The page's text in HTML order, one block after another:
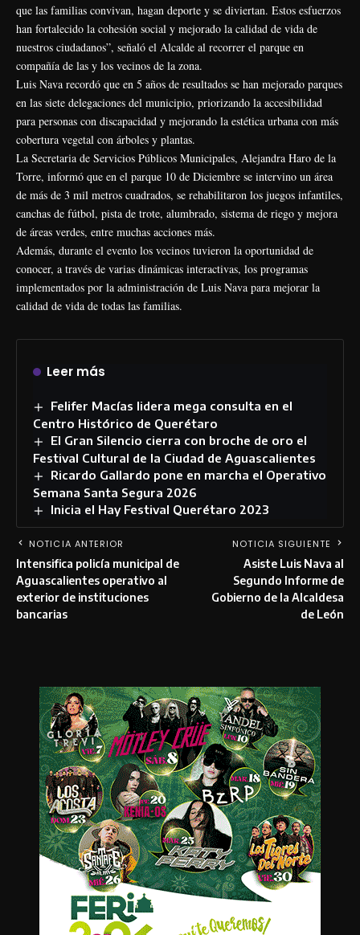
que las familias convivan, hagan deporte y se diviertan. Estos esfuerzos
han fortalecido la cohesión social y mejorado la calidad de vida de
nuestros ciudadanos”, señaló el Alcalde al recorrer el parque en
compañía de las y los vecinos de la zona.
Luis Nava recordó que en 5 años de resultados se han mejorado parques
en las siete delegaciones del municipio, priorizando la accesibilidad
para personas con discapacidad y mejorando la estética urbana con más
cobertura vegetal con árboles y plantas.
La Secretaria de Servicios Públicos Municipales, Alejandra Haro de la
Torre, informó que en el parque 10 de Diciembre se intervino un área
de más de 3 mil metros cuadrados, se rehabilitaron los juegos infantiles,
canchas de fútbol, pista de trote, alumbrado, sistema de riego y mejora
de áreas verdes, entre muchas acciones más.
Además, durante el evento los vecinos tuvieron la oportunidad de
conocer, a través de varias dinámicas interactivas, los programas
implementados por la administración de Luis Nava para mejorar la
calidad de vida de todas las familias. ‎
Leer más
Felifer Macías lidera mega consulta en el
Centro Histórico de Querétaro
El Gran Silencio cierra con broche de oro el
Festival Cultural de la Ciudad de Aguascalientes
Ricardo Gallardo pone en marcha el Operativo
Semana Santa Segura 2026
Inicia el Hay Festival Querétaro 2023
NOTICIA ANTERIOR
Intensifica policía municipal de
Aguascalientes operativo al
exterior de instituciones
bancarias
NOTICIA SIGUIENTE
Asiste Luis Nava al
Segundo Informe de
Gobierno de la Alcaldesa
de León